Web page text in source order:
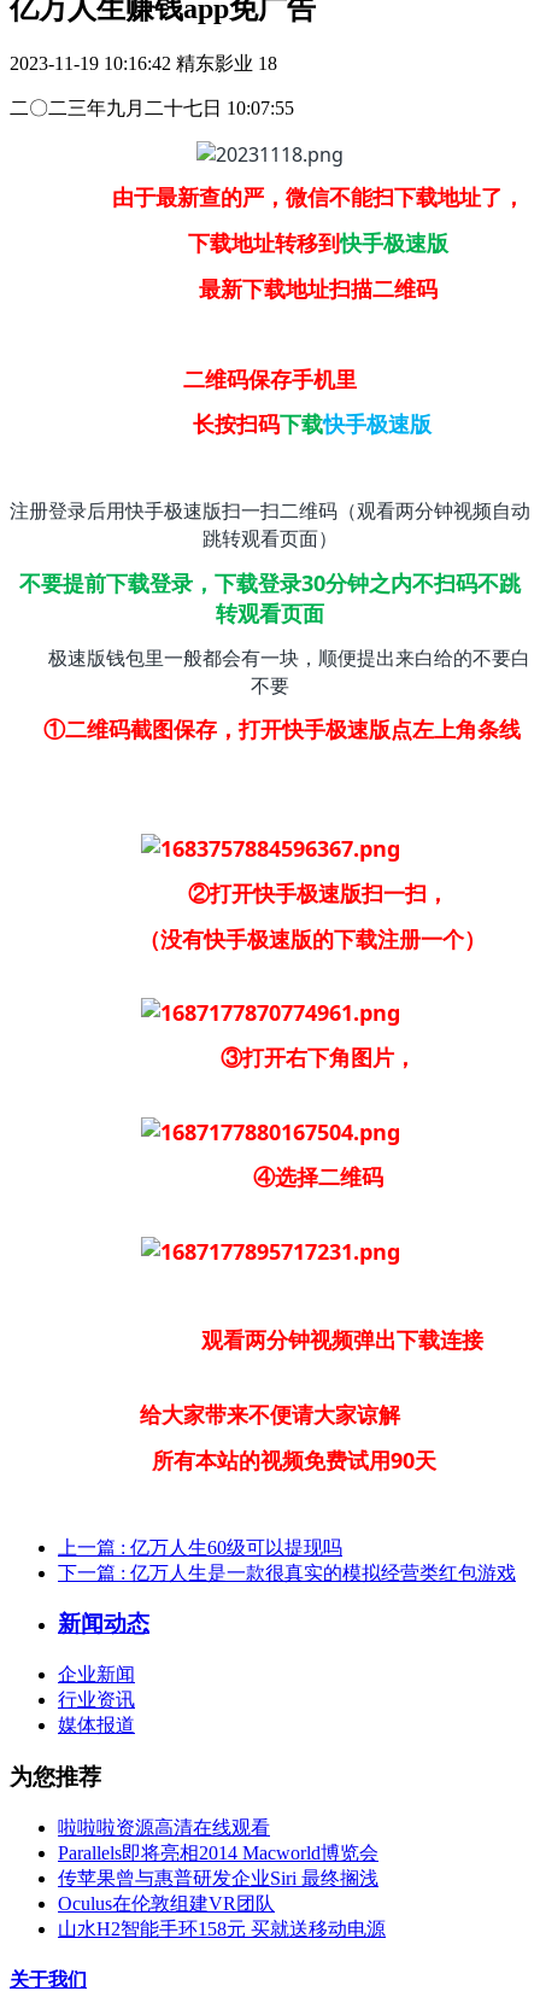
亿万人生赚钱app免广告
2023-11-19 10:16:42 精东影业 18
二〇二三年九月二十七日 10:07:55
由于最新查的严，微信不能扫下载地址了，
下载地址转移到快手极速版
最新下载地址扫描二维码
二维码保存手机里
长按扫码下载快手极速版
注册登录后用快手极速版扫一扫二维码（观看两分钟视频自动
跳转观看页面）
不要提前下载登录，下载登录30分钟之内不扫码不跳
转观看页面
极速版钱包里一般都会有一块，顺便提出来白给的不要白
不要
①二维码截图保存，打开快手极速版点左上角条线
②打开快手极速版扫一扫，
（没有快手极速版的下载注册一个）
③打开右下角图片，
④选择二维码
观看两分钟视频弹出下载连接
给大家带来不便请大家谅解
所有本站的视频免费试用90天
上一篇 : 亿万人生60级可以提现吗
下一篇 : 亿万人生是一款很真实的模拟经营类红包游戏
新闻动态
企业新闻
行业资讯
媒体报道
为您推荐
啦啦啦资源高清在线观看
Parallels即将亮相2014 Macworld博览会
传苹果曾与惠普研发企业Siri 最终搁浅
Oculus在伦敦组建VR团队
山水H2智能手环158元 买就送移动电源
关于我们